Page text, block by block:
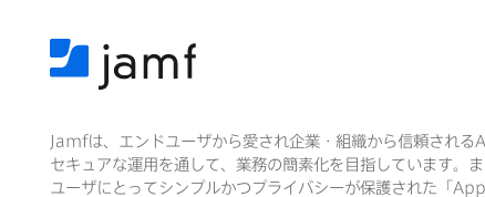
Jamfは、​エンドユーザから​愛され企業・組織から​信頼される
セキュアな​運用を​通して、​業務の​簡素化を​目指しています。​
ユーザに​とって​シンプルかつプライバシーが​保護された​「